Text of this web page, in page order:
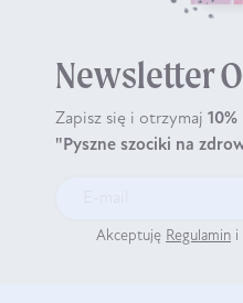
Newsletter
Zapisz się i otrzymaj
"Pyszne szociki na
Akceptuję Regulamin i